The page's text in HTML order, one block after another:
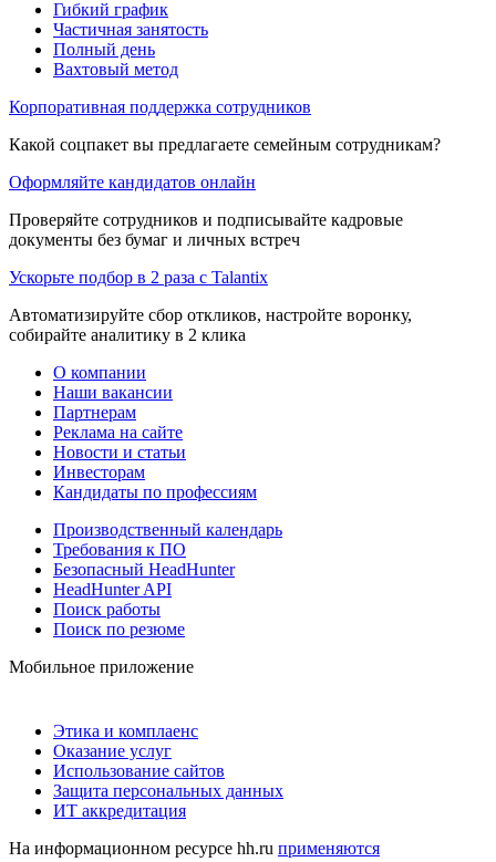
Гибкий график
Частичная занятость
Полный день
Вахтовый метод
Корпоративная поддержка сотрудников
Какой соцпакет вы предлагаете семейным сотрудникам?
Оформляйте кандидатов онлайн
Проверяйте сотрудников и подписывайте кадровые
документы без бумаг и личных встреч
Ускорьте подбор в 2 раза с Talantix
Автоматизируйте сбор откликов, настройте воронку,
собирайте аналитику в 2 клика
О компании
Наши вакансии
Партнерам
Реклама на сайте
Новости и статьи
Инвесторам
Кандидаты по профессиям
Производственный календарь
Требования к ПО
Безопасный HeadHunter
HeadHunter API
Поиск работы
Поиск по резюме
Мобильное приложение
Этика и комплаенс
Оказание услуг
Использование сайтов
Защита персональных данных
ИТ аккредитация
На информационном ресурсе hh.ru применяются